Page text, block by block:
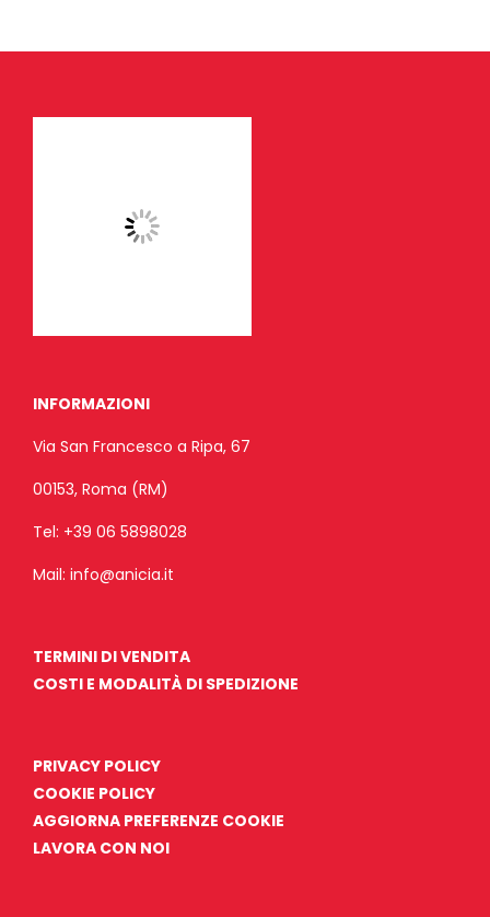
INFORMAZIONI
Via San Francesco a Ripa, 67
00153, Roma (RM)
Tel: +39 06 5898028
Mail: info@anicia.it
TERMINI DI VENDITA
COSTI E MODALITÀ DI SPEDIZIONE
PRIVACY POLICY
COOKIE POLICY
AGGIORNA PREFERENZE COOKIE
LAVORA CON NOI